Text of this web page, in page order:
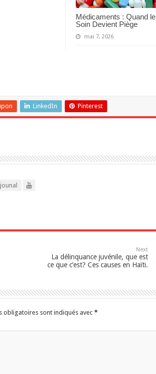
Médicaments : Quand le
Soin Devient Piège
mai 7, 2026
LinkedIn Pinterest
Next
La délinquance juvénile, que est
ce que c’est? Ces causes en Haïti.
obligatoires sont indiqués avec*